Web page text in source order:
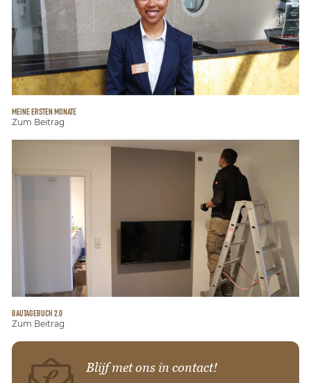
MEINE ERSTEN MONATE
Zum Beitrag
BAUTAGEBUCH 2.0
Zum Beitrag
Blijf met ons in contact!